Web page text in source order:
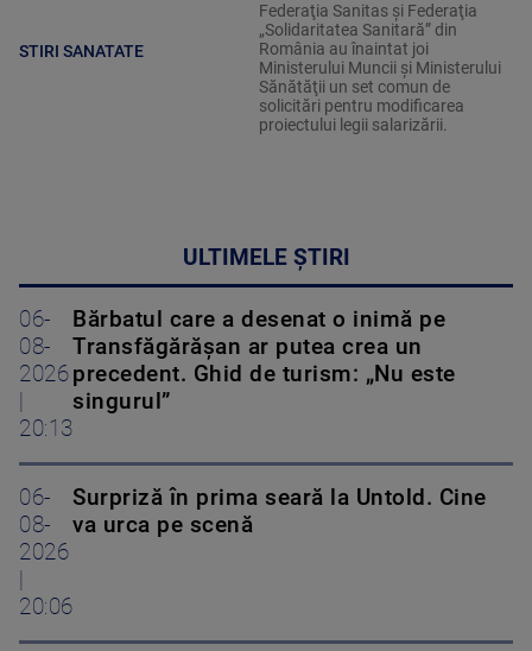
STIRI SANATATE
Federaţia Sanitas şi Federaţia
„Solidaritatea Sanitară” din
România au înaintat joi
Ministerului Muncii şi Ministerului
Sănătăţii un set comun de
solicitări pentru modificarea
proiectului legii salarizării.
ULTIMELE ȘTIRI
06-
08-
2026
20:13
Bărbatul care a desenat o inimă pe
Transfăgărășan ar putea crea un
precedent. Ghid de turism: „Nu este
singurul”
06-
08-
2026
20:06
Surpriză în prima seară la Untold. Cine
va urca pe scenă